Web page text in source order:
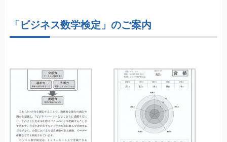
「ビジネス数学検定」のご案内